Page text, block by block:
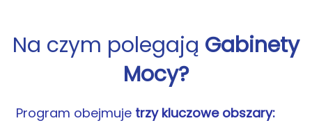
Na czym polegają Gabinety
Mocy?
Program obejmuje trzy kluczowe obszary: